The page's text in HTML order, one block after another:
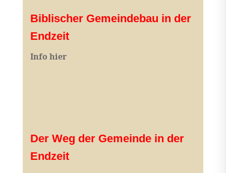
Biblischer Gemeindebau in der
Endzeit
Info hier
Der Weg der Gemeinde in der
Endzeit